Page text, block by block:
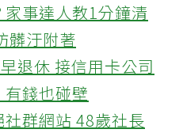
事達人教1分鐘清
髒汙附著
退休 接信用卡公司
錢也碰壁
群網站 48歲社長